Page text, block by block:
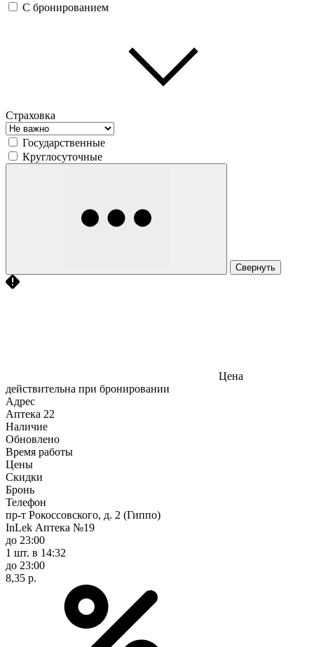
С бронированием
Страховка
Государственные
Круглосуточные
Свернуть
Цена
действительна при бронировании
Адрес
Аптека 22
Наличие
Обновлено
Время работы
Цены
Скидки
Бронь
Телефон
пр-т Рокоссовского, д. 2 (Гиппо)
InLek Аптека №19
до 23:00
1 шт. в 14:32
до 23:00
8,35 р.